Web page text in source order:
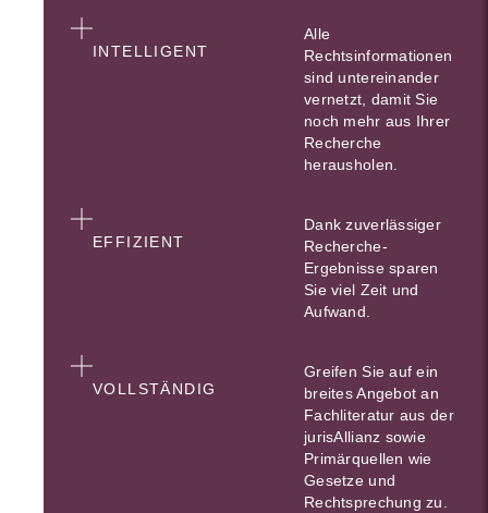
INTELLIGENT
Alle
Rechtsinformationen
sind untereinander
vernetzt, damit Sie
noch mehr aus Ihrer
Recherche
herausholen.
EFFIZIENT
Dank zuverlässiger
Recherche-
Ergebnisse sparen
Sie viel Zeit und
Aufwand.
VOLLSTÄNDIG
Greifen Sie auf ein
breites Angebot an
Fachliteratur aus der
jurisAllianz sowie
Primärquellen wie
Gesetze und
Rechtsprechung zu.